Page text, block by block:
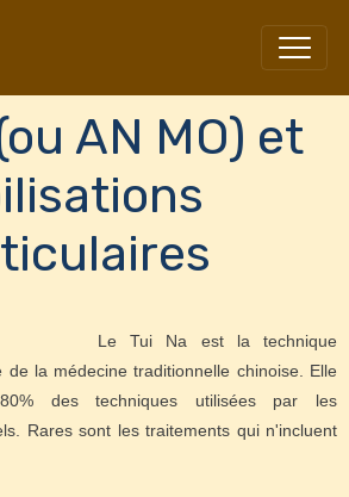
AN MO) et
Le Tui Na est la technique
de la médecine traditionnelle chinoise. Elle
des techniques utilisées par les
Rares sont les traitements qui n'incluent